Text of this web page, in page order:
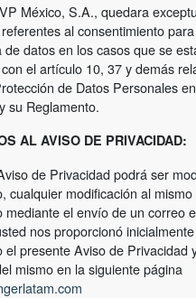
México, S.A., quedara
al consentimiento
de datos en los casos que se
el artículo 10, 37 y demás
de Datos Personales
su Reglamento.
AL AVISO DE PRIVACIDAD:
de Privacidad podrá ser
cualquier modificación al
mediante el envío de un correo
nos proporcionó
el presente Aviso de Privacidad
mismo en la siguiente página